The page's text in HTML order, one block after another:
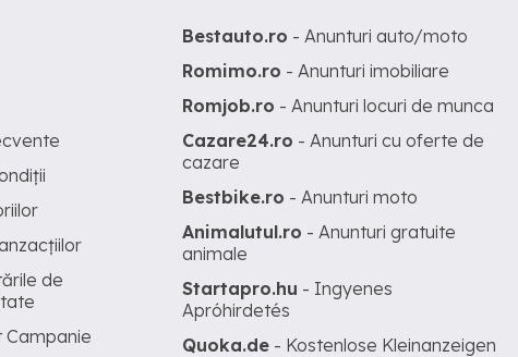
de
Campanie
Bestauto.ro - Anunturi auto/moto
Romimo.ro - Anunturi imobiliare
Romjob.ro - Anunturi locuri de munca
Cazare24.ro - Anunturi cu oferte de
cazare
Bestbike.ro - Anunturi moto
Animalutul.ro - Anunturi gratuite
animale
Startapro.hu - Ingyenes
Apróhirdetés
Quoka.de - Kostenlose Kleinanzeigen